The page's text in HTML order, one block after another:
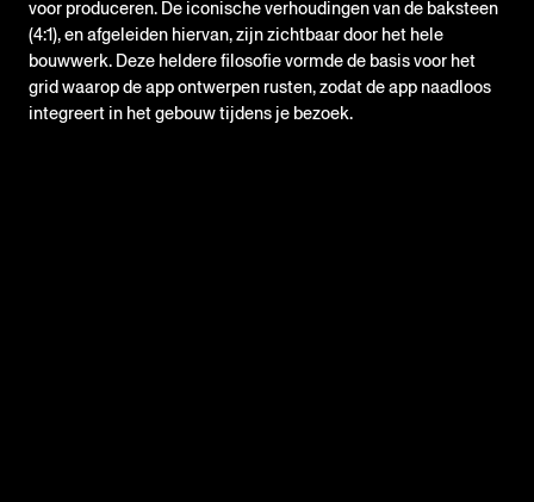
voor produceren. De iconische verhoudingen van de baksteen
(4:1), en afgeleiden hiervan, zijn zichtbaar door het hele
bouwwerk. Deze heldere filosofie vormde de basis voor het
grid waarop de app ontwerpen rusten, zodat de app naadloos
integreert in het gebouw tijdens je bezoek.